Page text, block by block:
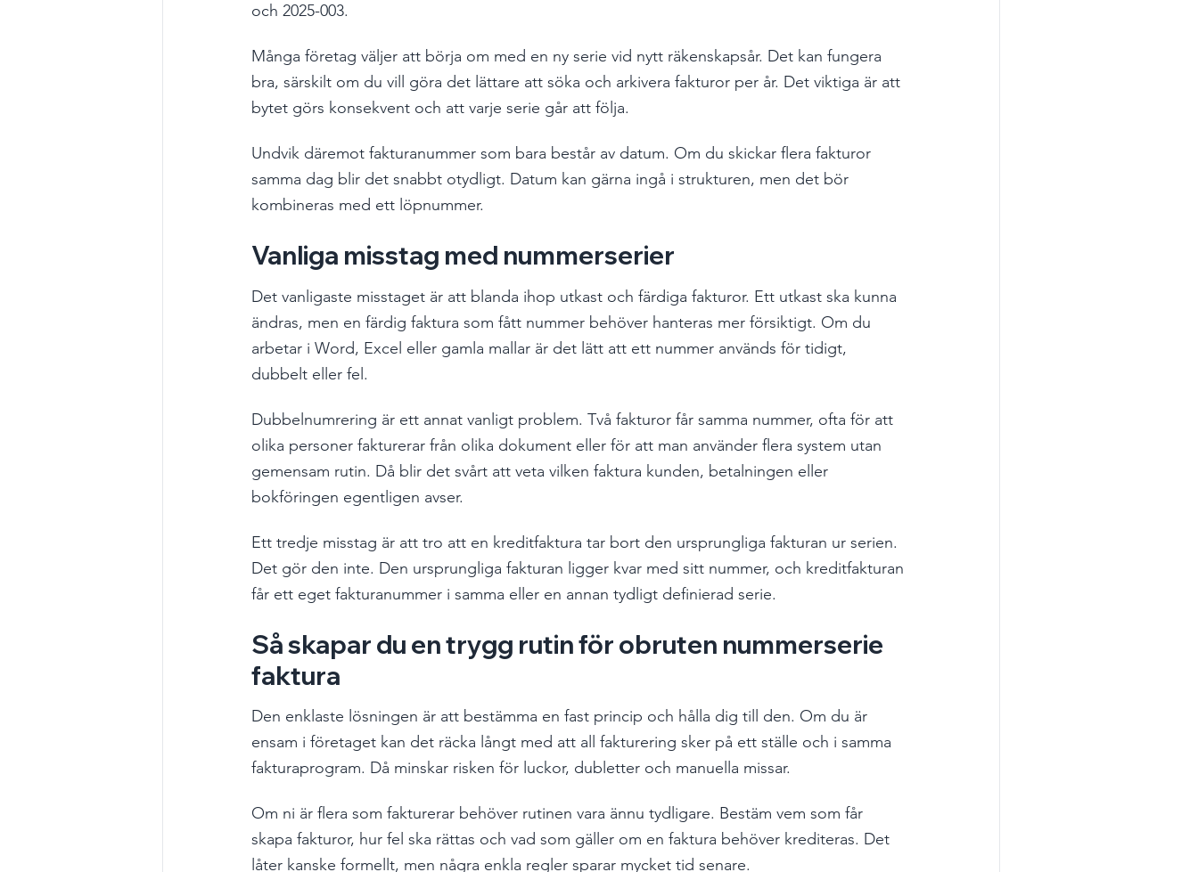
och 2025-003.
Många företag väljer att börja om med en ny serie vid nytt räkenskapsår. Det kan fungera
bra, särskilt om du vill göra det lättare att söka och arkivera fakturor per år. Det viktiga är att
bytet görs konsekvent och att varje serie går att följa.
Undvik däremot fakturanummer som bara består av datum. Om du skickar flera fakturor
samma dag blir det snabbt otydligt. Datum kan gärna ingå i strukturen, men det bör
kombineras med ett löpnummer.
Vanliga misstag med nummerserier
Det vanligaste misstaget är att blanda ihop utkast och färdiga fakturor. Ett utkast ska kunna
ändras, men en färdig faktura som fått nummer behöver hanteras mer försiktigt. Om du
arbetar i Word, Excel eller gamla mallar är det lätt att ett nummer används för tidigt,
dubbelt eller fel.
Dubbelnumrering är ett annat vanligt problem. Två fakturor får samma nummer, ofta för att
olika personer fakturerar från olika dokument eller för att man använder flera system utan
gemensam rutin. Då blir det svårt att veta vilken faktura kunden, betalningen eller
bokföringen egentligen avser.
Ett tredje misstag är att tro att en kreditfaktura tar bort den ursprungliga fakturan ur serien.
Det gör den inte. Den ursprungliga fakturan ligger kvar med sitt nummer, och kreditfakturan
får ett eget fakturanummer i samma eller en annan tydligt definierad serie.
Så skapar du en trygg rutin för obruten nummerserie
faktura
Den enklaste lösningen är att bestämma en fast princip och hålla dig till den. Om du är
ensam i företaget kan det räcka långt med att all fakturering sker på ett ställe och i samma
fakturaprogram. Då minskar risken för luckor, dubletter och manuella missar.
Om ni är flera som fakturerar behöver rutinen vara ännu tydligare. Bestäm vem som får
skapa fakturor, hur fel ska rättas och vad som gäller om en faktura behöver krediteras. Det
låter kanske formellt, men några enkla regler sparar mycket tid senare.